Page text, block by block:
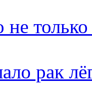
не
рак